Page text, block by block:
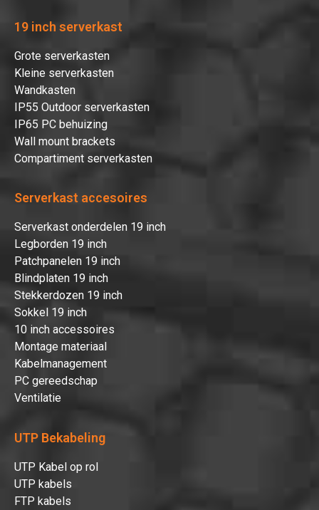
19 inch serverkast
Grote serverkasten
Kleine serverkasten
Wandkasten
IP55 Outdoor serverkasten
IP65 PC behuizing
Wall mount brackets
Compartiment serverkasten
Serverkast accesoires
Serverkast onderdelen 19 inch
Legborden 19 inch
Patchpanelen 19 inch
Blindplaten 19 inch
Stekkerdozen 19 inch
Sokkel 19 inch
10 inch accessoires
Montage materiaal
Kabelmanagement
PC gereedschap
Ventilatie
UTP Bekabeling
UTP Kabel op rol
UTP kabels
FTP kabels